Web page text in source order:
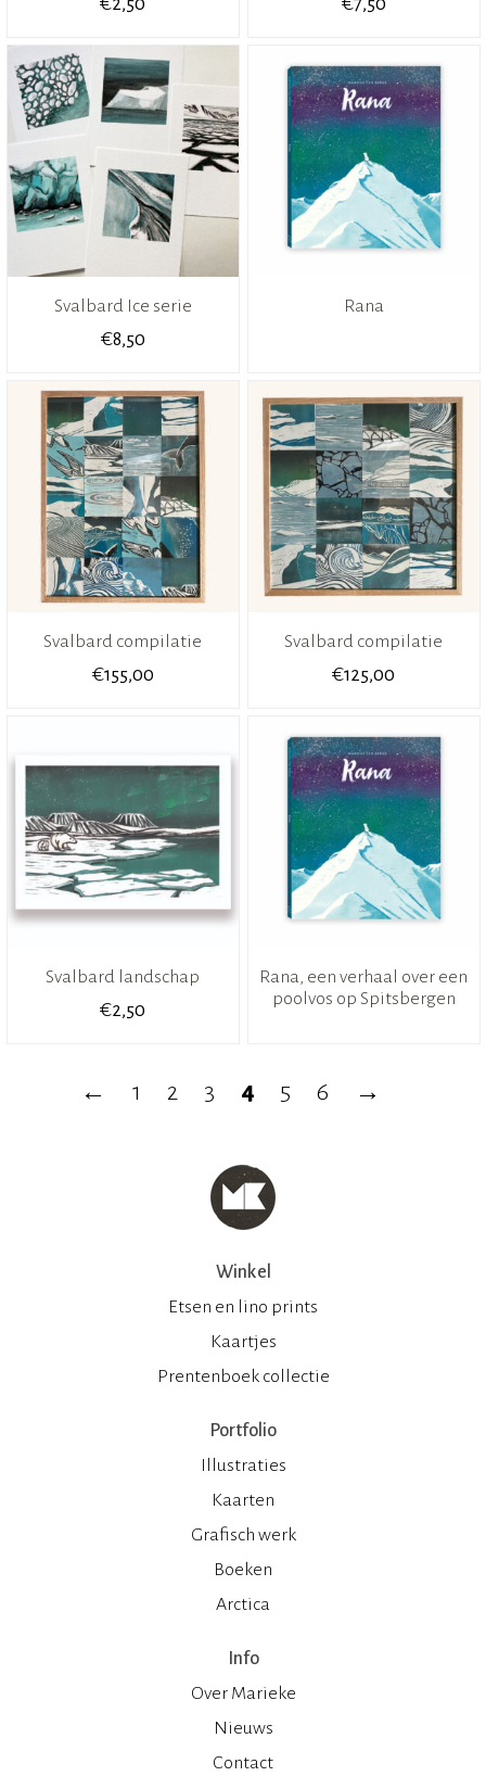
2,50 7,50
Svalbard Ice serie
€8,50
Rana
Svalbard compilatie
€155,00
Svalbard compilatie
€125,00
Svalbard landschap
€2,50
Rana, een verhaal over een
poolvos op Spitsbergen
← 1 2 3 4 5 6 →
Winkel
Etsen en lino prints
Kaartjes
Prentenboek collectie
Portfolio
Illustraties
Kaarten
Grafisch werk
Boeken
Arctica
Info
Over Marieke
Nieuws
Contact